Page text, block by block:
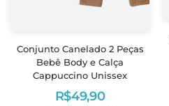
Conjunto Canelado 2 Peças
Bebê Body e Calça
Cappuccino Unissex
R$49,90